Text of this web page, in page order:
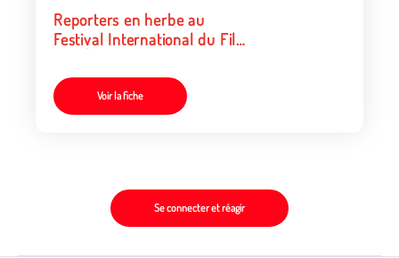
Reporters en herbe au
Festival International du Film
Voir la fiche
Se connecter et réagir